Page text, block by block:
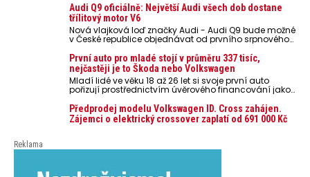
nebezpečí pro odložené mobilní telefony, powerbanky
nebo notebooky. Můžou urychlit stárnutí baterií,
poškodit elektroniku a ve výjimečných případech i
zvýšit riziko požáru.
Audi Q9 oficiálně: Největší Audi všech dob dostane
třílitový motor V6
Nová vlajková loď značky Audi - Audi Q9 bude možné
v České republice objednávat od prvního srpnového
První auto pro mladé stojí v průměru 337 tisíc,
nejčastěji je to Škoda nebo Volkswagen
Mladí lidé ve věku 18 až 26 let si svoje první auto
pořizují prostřednictvím úvěrového financování jako
auto. Průměrná pořizovací cena vozu dosahuje 337
tisíc korun a průměrná financovaná částka
přesahuje 251 tisíc korun. Vyplývá to z dat Leasingu
Předprodej modelu Volkswagen ID. Cross zahájen.
Zájemci o elektrický crossover zaplatí od 691 000 Kč
Reklama